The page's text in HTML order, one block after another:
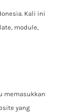
Kali ini
module,
memasukkan
yang